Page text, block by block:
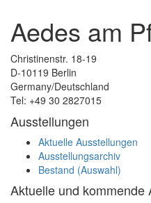
Aedes am
Christinenstr. 18-19
D-10119 Berlin
Germany/Deutschland
Tel: +49 30 2827015
Ausstellungen
Aktuelle Ausstellungen
Ausstellungsarchiv
Bestand (Auswahl)
Aktuelle und kommende